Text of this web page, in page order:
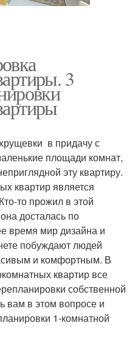
3
в придачу с
площади комнат,
эту квартиру.
квартир является
то прожил в этой
досталась по
время мир дизайна и
побуждают людей
и комфортным. В
квартир все
собственной
в этом вопросе и
1-комнатной